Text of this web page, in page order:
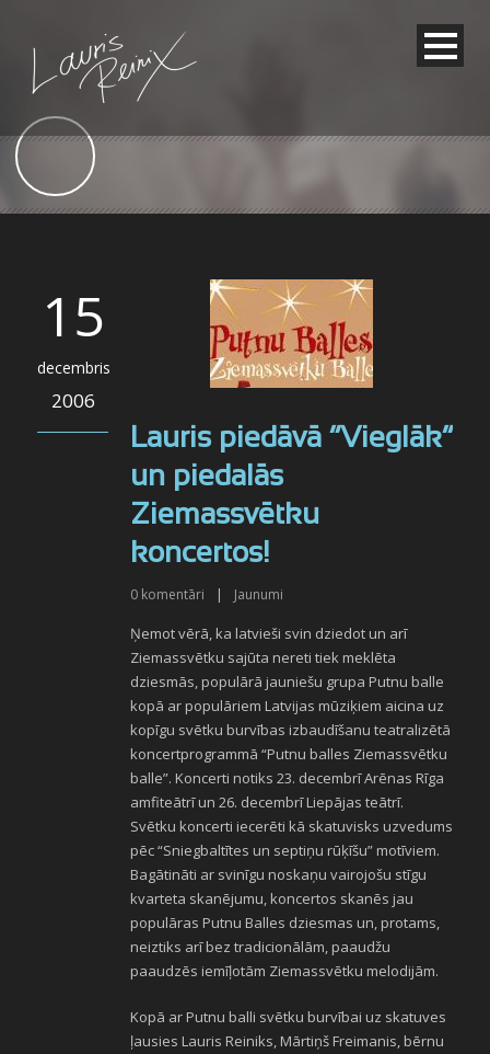
15
decembris
2006
Lauris piedāvā “Vieglāk”
un piedalās
Ziemassvētku
koncertos!
0 komentāri | Jaunumi
Ņemot vērā, ka latvieši svin dziedot un arī
Ziemassvētku sajūta nereti tiek meklēta
dziesmās, populārā jauniešu grupa Putnu balle
kopā ar populāriem Latvijas mūziķiem aicina uz
kopīgu svētku burvības izbaudīšanu teatralizētā
koncertprogrammā “Putnu balles Ziemassvētku
balle”. Koncerti notiks 23. decembrī Arēnas Rīga
amfiteātrī un 26. decembrī Liepājas teātrī.
Svētku koncerti iecerēti kā skatuvisks uzvedums
pēc “Sniegbaltītes un septiņu rūķīšu” motīviem.
Bagātināti ar svinīgu noskaņu vairojošu stīgu
kvarteta skanējumu, koncertos skanēs jau
populāras Putnu Balles dziesmas un, protams,
neiztiks arī bez tradicionālām, paaudžu
paaudzēs iemīļotām Ziemassvētku melodijām.
Kopā ar Putnu balli svētku burvībai uz skatuves
ļausies Lauris Reiniks, Mārtiņš Freimanis, bērnu